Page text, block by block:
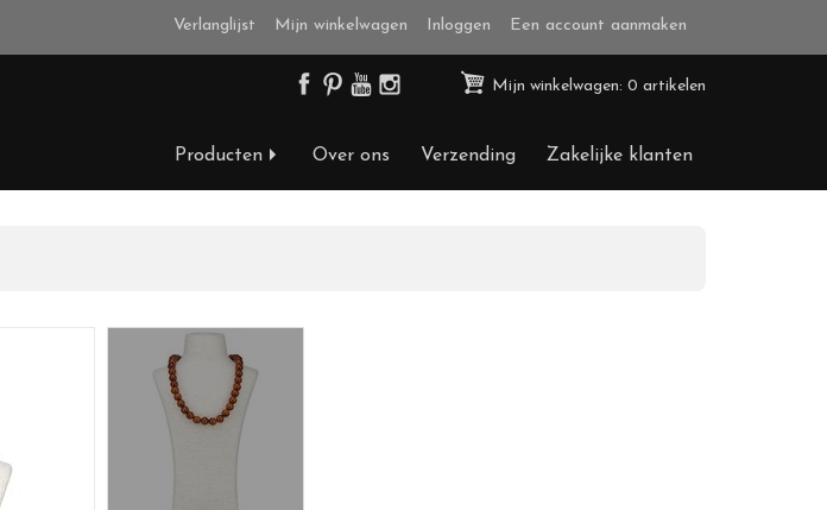
Verlanglijst Mijn winkelwagen Inloggen Een account aanmaken
Mijn winkelwagen: 0 artikelen
Producten Over ons Verzending Zakelijke klanten